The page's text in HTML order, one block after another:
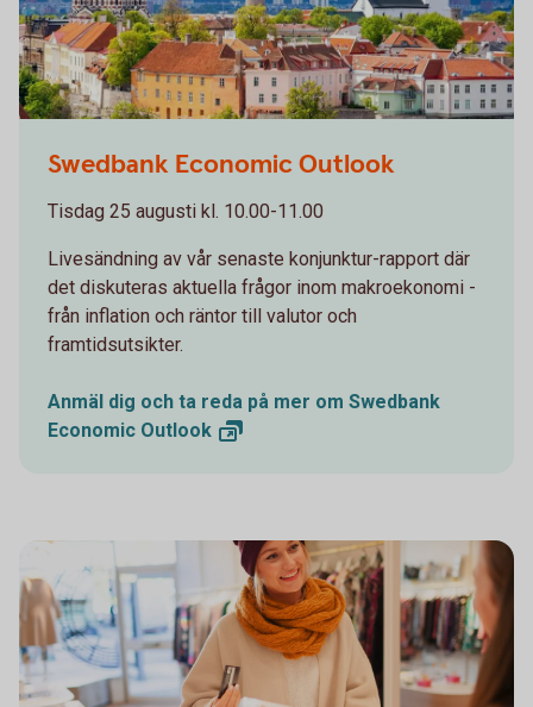
Swedbank Economic Outlook
Tisdag 25 augusti kl. 10.00-11.00
Livesändning av vår senaste konjunktur-rapport där
det diskuteras aktuella frågor inom makroekonomi -
från inflation och räntor till valutor och
framtidsutsikter.
Anmäl dig och ta reda på mer om Swedbank
Economic Outlook